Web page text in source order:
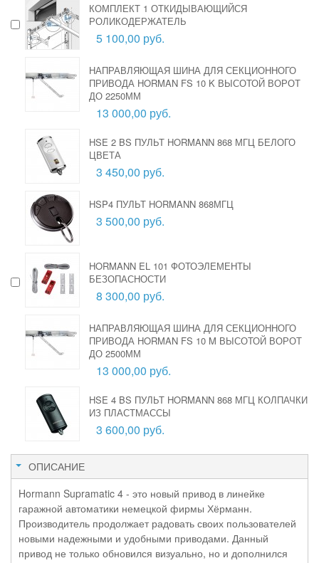
КОМПЛЕКТ 1 ОТКИДЫВАЮЩИЙСЯ
РОЛИКОДЕРЖАТЕЛЬ
5 100,00 руб.
НАПРАВЛЯЮЩАЯ ШИНА ДЛЯ СЕКЦИОННОГО
ПРИВОДА HORMAN FS 10 K ВЫСОТОЙ ВОРОТ
ДО 2250ММ
13 000,00 руб.
HSE 2 BS ПУЛЬТ HORMANN 868 МГЦ БЕЛОГО
ЦВЕТА
3 450,00 руб.
HSP4 ПУЛЬТ HORMANN 868МГЦ
3 500,00 руб.
HORMANN EL 101 ФОТОЭЛЕМЕНТЫ
БЕЗОПАСНОСТИ
8 300,00 руб.
НАПРАВЛЯЮЩАЯ ШИНА ДЛЯ СЕКЦИОННОГО
ПРИВОДА HORMAN FS 10 M ВЫСОТОЙ ВОРОТ
ДО 2500ММ
13 000,00 руб.
HSE 4 BS ПУЛЬТ HORMANN 868 МГЦ КОЛПАЧКИ
ИЗ ПЛАСТМАССЫ
3 600,00 руб.
ОПИСАНИЕ
Hormann Supramatic 4 - это новый привод в линейке
гаражной автоматики немецкой фирмы Хёрманн.
Производитель продолжает радовать своих пользователей
новыми надежными и удобными приводами. Данный
привод не только обновился визуально, но и дополнился